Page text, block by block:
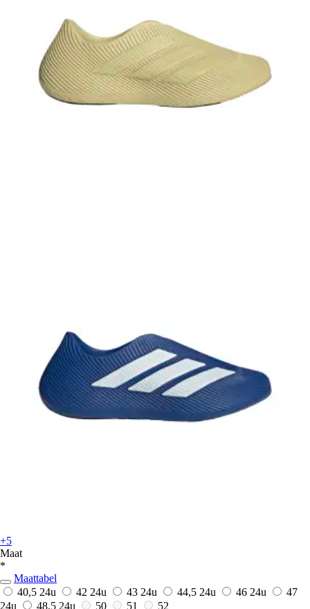
+5
Maat
*
Maattabel
40,5 24u 42 24u 43 24u 44,5 24u 46 24u
47
24u
48,5 24u 50 51 52